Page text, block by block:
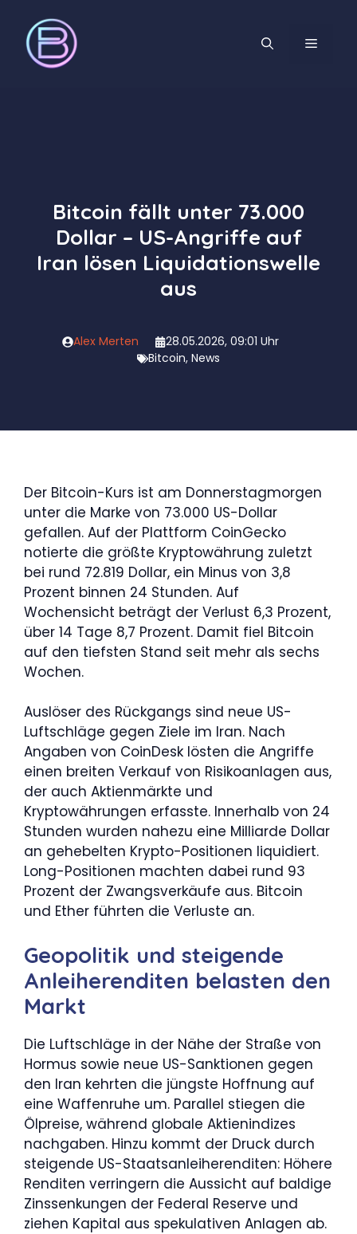
Inhalt
springen
MENÜ
Bitcoin fällt unter 73.000
Dollar – US-Angriffe auf
Iran lösen Liquidationswelle
aus
Alex Merten
28.05.2026, 09:01 Uhr
Bitcoin, News
Der Bitcoin-Kurs ist am Donnerstagmorgen
unter die Marke von 73.000 US-Dollar
gefallen. Auf der Plattform CoinGecko
notierte die größte Kryptowährung zuletzt
bei rund 72.819 Dollar, ein Minus von 3,8
Prozent binnen 24 Stunden. Auf
Wochensicht beträgt der Verlust 6,3 Prozent,
über 14 Tage 8,7 Prozent. Damit fiel Bitcoin
auf den tiefsten Stand seit mehr als sechs
Wochen.
Auslöser des Rückgangs sind neue US-
Luftschläge gegen Ziele im Iran. Nach
Angaben von CoinDesk lösten die Angriffe
einen breiten Verkauf von Risikoanlagen aus,
der auch Aktienmärkte und
Kryptowährungen erfasste. Innerhalb von 24
Stunden wurden nahezu eine Milliarde Dollar
an gehebelten Krypto-Positionen liquidiert.
Long-Positionen machten dabei rund 93
Prozent der Zwangsverkäufe aus. Bitcoin
und Ether führten die Verluste an.
Geopolitik und steigende
Anleiherenditen belasten den
Markt
Die Luftschläge in der Nähe der Straße von
Hormus sowie neue US-Sanktionen gegen
den Iran kehrten die jüngste Hoffnung auf
eine Waffenruhe um. Parallel stiegen die
Ölpreise, während globale Aktienindizes
nachgaben. Hinzu kommt der Druck durch
steigende US-Staatsanleiherenditen: Höhere
Renditen verringern die Aussicht auf baldige
Zinssenkungen der Federal Reserve und
ziehen Kapital aus spekulativen Anlagen ab.